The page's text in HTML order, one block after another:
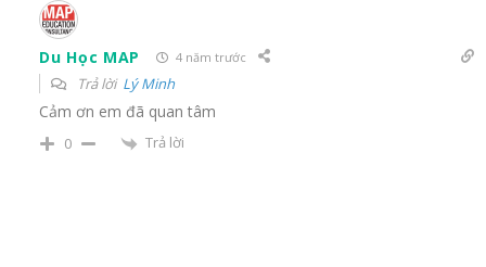
Du Học MAP 4 năm trước
Trả lời Lý Minh
Cảm ơn em đã quan tâm
0 Trả lời